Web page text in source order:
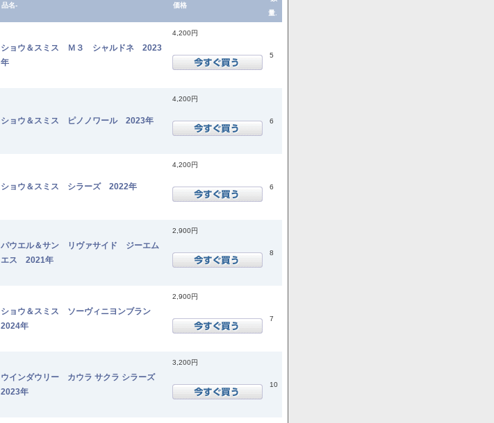
品名- 価格
量.
ショウ＆スミス Ｍ３ シャルドネ 2023
年
4,200円
5
ショウ＆スミス ピノノワール 2023年
4,200円
6
ショウ＆スミス シラーズ 2022年
4,200円
6
パウエル＆サン リヴァサイド ジーエム
エス 2021年
2,900円
8
ショウ＆スミス ソーヴィニヨンブラン
2024年
2,900円
7
ウインダウリー カウラ サクラ シラーズ
2023年
3,200円
10